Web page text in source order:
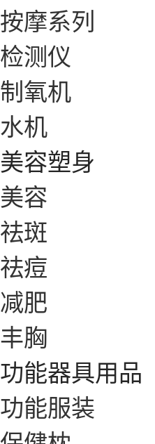
按摩系列
检测仪
制氧机
水机
美容塑身
美容
祛斑
祛痘
减肥
丰胸
功能器具用品
功能服装